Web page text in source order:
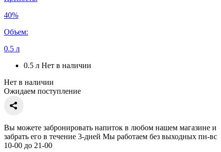
40%
Объем:
0.5 л
0.5 л Нет в наличии
Нет в наличии
Ожидаем поступление
Вы можете забронировать напиток в любом нашем магазине и
забрать его в течение 3-дней Мы работаем без выходных пн-вс
10-00 до 21-00